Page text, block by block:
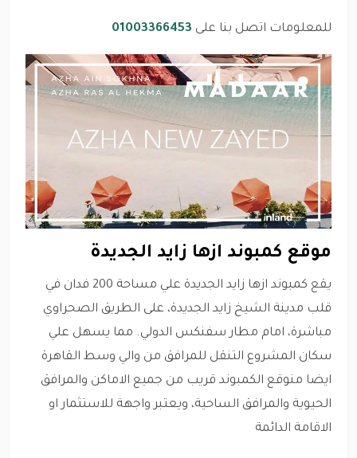
للمعلومات اتصل بنا على 01003366453
موقع كمبوند ازها زايد الجديدة
يقع كمبوند ازها زايد الجديدة علي مساحة 200 فدان في
قلب مدينة الشيخ زايد الجديدة، على الطريق الصحراوي
مباشرة، امام مطار سفنكس الدولي. مما يسهل علي
سكان المشروع التنقل للمرافق من والي وسط القاهرة
ايضا منوقع الكمبوند قريب من جميع الاماكن والمرافق
الحيوية والمرافق الساحية، ويعتبر واجهة للاستثمار او
الاقامة الدائمة